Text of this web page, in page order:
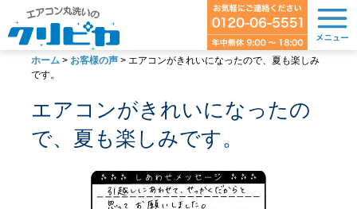
ホーム > お客様の声 > エアコンがきれいになったので、夏も楽しみ
です。
エアコンがきれいになったの
で、夏も楽しみです。